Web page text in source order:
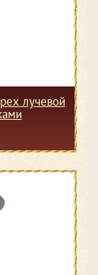
лучевой